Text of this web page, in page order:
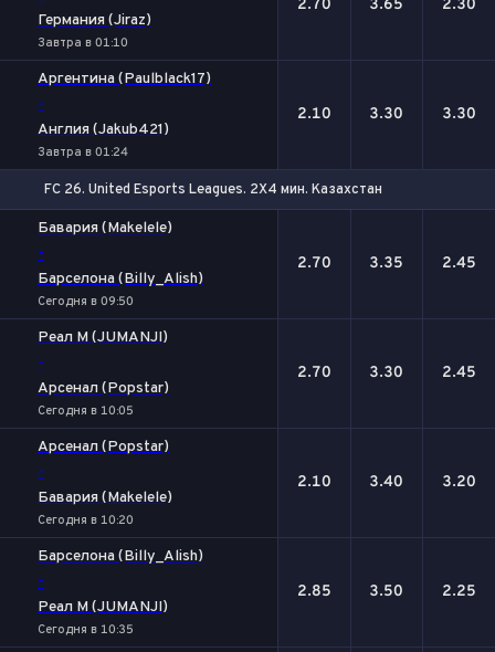
Германия (Jiraz)
Завтра в 01:10
2.70 3.65 2.30
Аргентина (Paulblack17)
-
Англия (Jakub421)
Завтра в 01:24
2.10 3.30 3.30
FC 26. United Esports Leagues. 2X4 мин. Казахстан
Бавария (Makelele)
-
Барселона (Billy_Alish)
Сегодня в 09:50
2.70 3.35 2.45
Реал М (JUMANJI)
-
Арсенал (Popstar)
Сегодня в 10:05
2.70 3.30 2.45
Арсенал (Popstar)
-
Бавария (Makelele)
Сегодня в 10:20
2.10 3.40 3.20
Барселона (Billy_Alish)
-
Реал М (JUMANJI)
Сегодня в 10:35
2.85 3.50 2.25